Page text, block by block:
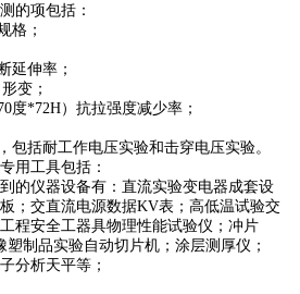
的项包括：
格；
延伸率；
变；
度*72H）抗拉强度减少率；
包括耐工作电压实验和击穿电压实验。
用工具包括：
的仪器设备有：直流实验变电器成套设
；交直流电源数据KV表；高低温试验交
程安全工器具物理性能试验仪；冲片
制品实验自动切片机；涂层测厚仪；
分析天平等；